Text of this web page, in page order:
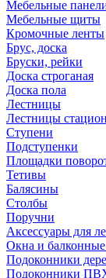
Мебельные
Мебельные щиты
Кромочные ленты
Брус, доска
Бруски, рейки
Доска строганая
Доска пола
Лестницы
Лестницы
Ступени
Подступенки
Площадки
Тетивы
Балясины
Столбы
Поручни
Аксессуары для
Окна и балконные
Подоконники
Подоконники